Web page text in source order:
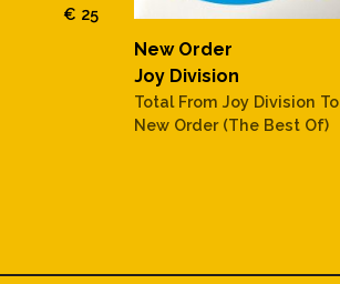
€ 25
New Order
Joy Division
Total From Joy Division To
New Order (The Best Of)